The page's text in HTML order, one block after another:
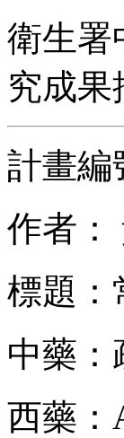
衛生署
究成果
計畫編
作者：
標題：
中藥：
西藥：